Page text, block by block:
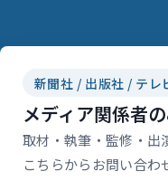
新聞社 / 出版社 / テレ
メディア関係者
取材・執筆・監修・出
こちらからお問い合わ